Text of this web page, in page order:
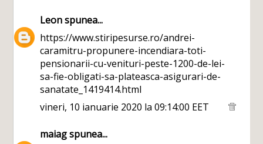
Leonspunea...
https://www.stiripesurse.ro/andrei-
caramitru-propunere-incendiara-toti-
pensionarii-cu-venituri-peste-1200-de-lei-
sa-fie-obligati-sa-plateasca-asigurari-de-
sanatate_1419414.html
vineri, 10 ianuarie 2020 la 09:14:00 EET
maiagspunea...